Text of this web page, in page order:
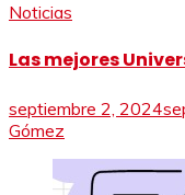
Noticias
Las mejores
septiembre 2, 2024
Gómez